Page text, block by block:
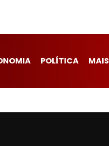
POLÍTICA MAIS